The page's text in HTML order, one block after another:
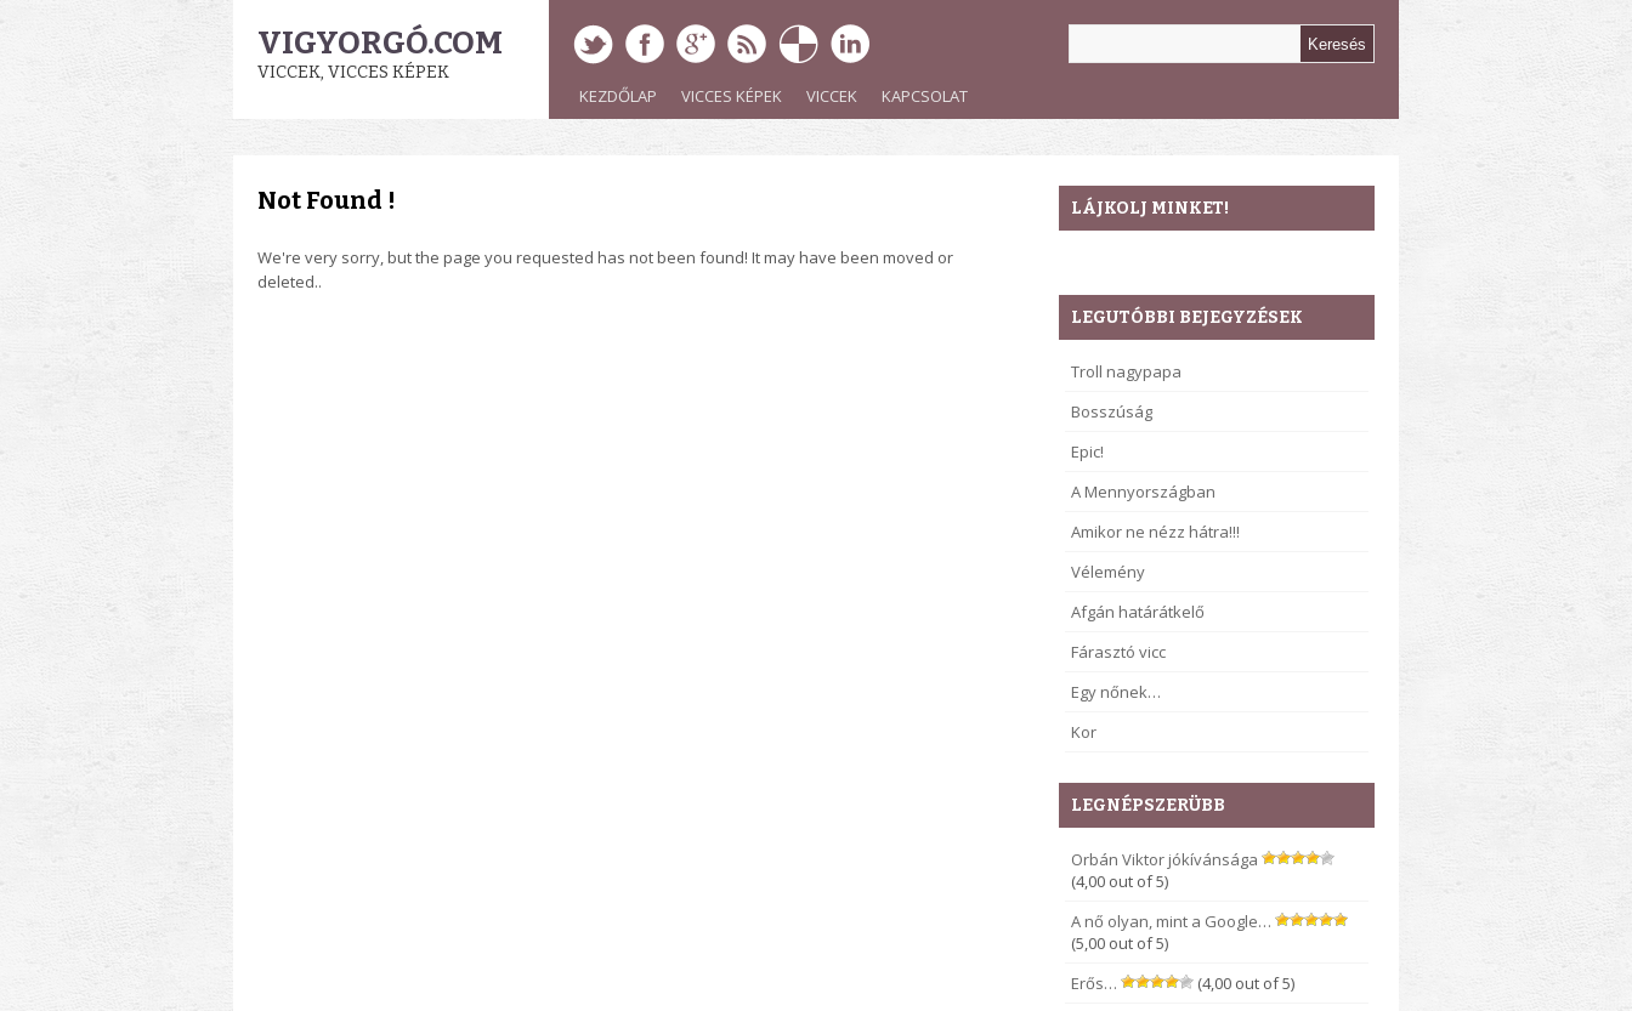
VIGYORGÓ.COM
VICCEK, VICCES KÉPEK
KEZDŐLAP VICCES KÉPEK VICCEK KAPCSOLAT
Not Found !
We're very sorry, but the page you requested has not been found! It may have been moved or
deleted..
LÁJKOLJ MINKET!
LEGUTÓBBI BEJEGYZÉSEK
Troll nagypapa
Bosszúság
Epic!
A Mennyországban
Amikor ne nézz hátra!!!
Vélemény
Afgán határátkelő
Fárasztó vicc
Egy nőnek…
Kor
LEGNÉPSZERÜBB
Orbán Viktor jókívánsága
(4,00 out of 5)
A nő olyan, mint a Google…
(5,00 out of 5)
Erős…
(4,00 out of 5)